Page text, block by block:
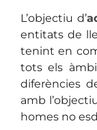
L’objectiu d’
entitats de
tenint en
tots els
diferències
amb
homes no